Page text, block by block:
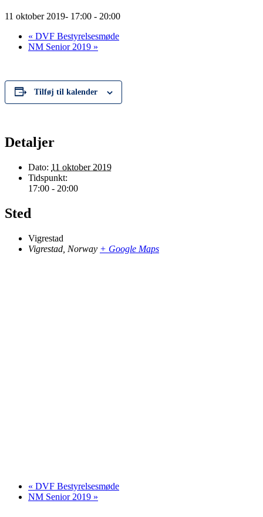
11 oktober 2019- 17:00 - 20:00
« DVF Bestyrelsesmøde
NM Senior 2019 »
Tilføj til kalender
Detaljer
Dato: 11 oktober 2019
Tidspunkt:
17:00 - 20:00
Sted
Vigrestad
Vigrestad Norway + Google Maps
« DVF Bestyrelsesmøde
NM Senior 2019 »